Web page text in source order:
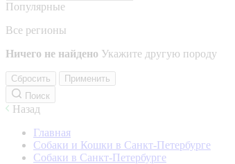
Популярные
Все регионы
Ничего не найдено Укажите другую породу
Сбросить
Применить
Поиск
Назад
Главная
Собаки и Кошки в Санкт-Петербурге
Собаки в Санкт-Петербурге